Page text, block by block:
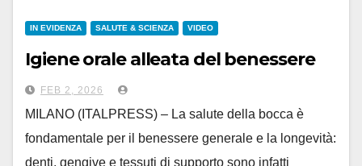
IN EVIDENZA SALUTE & SCIENZA VIDEO
Igiene orale alleata del benessere
FEB 2, 2026
MILANO (ITALPRESS) – La salute della bocca è
fondamentale per il benessere generale e la longevità:
denti, gengive e tessuti di supporto sono infatti